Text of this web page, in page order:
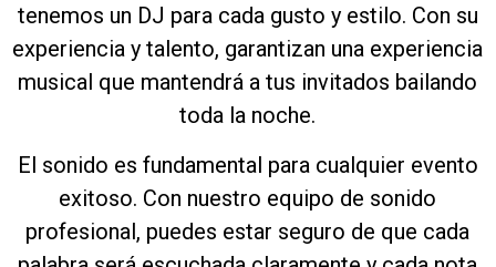
tenemos un DJ para cada gusto y estilo. Con su
experiencia y talento, garantizan una experiencia
musical que mantendrá a tus invitados bailando
toda la noche.
El sonido es fundamental para cualquier evento
exitoso. Con nuestro equipo de sonido
profesional, puedes estar seguro de que cada